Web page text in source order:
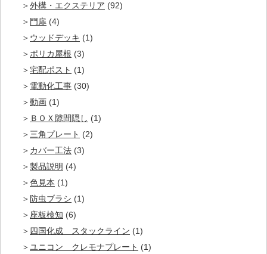
外構・エクステリア (92)
門扉 (4)
ウッドデッキ (1)
ポリカ屋根 (3)
宅配ポスト (1)
電動化工事 (30)
動画 (1)
ＢＯＸ隙間隠し (1)
三角プレート (2)
カバー工法 (3)
製品説明 (4)
色見本 (1)
防虫ブラシ (1)
座板検知 (6)
四国化成 スタックライン (1)
ユニコン クレモナプレート (1)